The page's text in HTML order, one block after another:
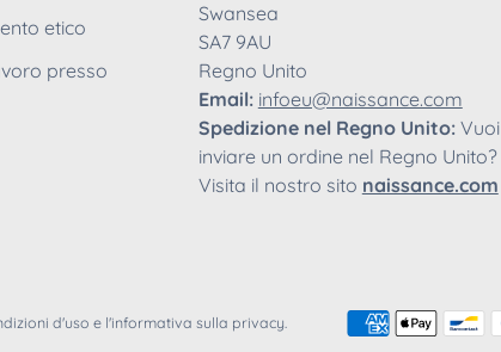
etico
presso
Swansea
SA7 9AU
Regno Unito
Email: infoeu@naissance.com
Spedizione nel Regno Unito:Vuoi
inviare un ordine nel Regno Unito?
Visita il nostro sito naissance.com
d'uso e l'informativa sulla privacy.